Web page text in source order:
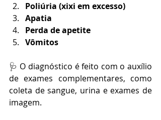
Poliúria (xixi em excesso)
Apatia
Perda de apetite
Vômitos
🩺 O diagnóstico é feito com o auxílio
de exames complementares, como
coleta de sangue, urina e exames de
imagem.